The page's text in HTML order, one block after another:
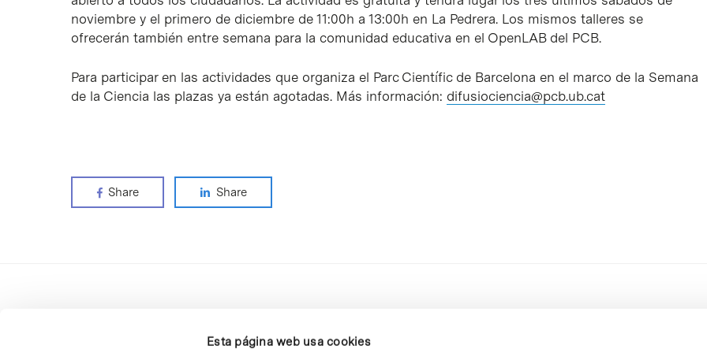
Esta página web usa cookies
noviembre y el primero de diciembre de 11:00h a 13:00h en La Pedrera. Los mismos talleres se
ofrecerán también entre semana para la comunidad educativa en el OpenLAB del PCB.
Para participar en las actividades que organiza el Parc Científic de Barcelona en el marco de la Semana
de la Ciencia las plazas ya están agotadas. Más información: difusiociencia@pcb.ub.cat
Share Share